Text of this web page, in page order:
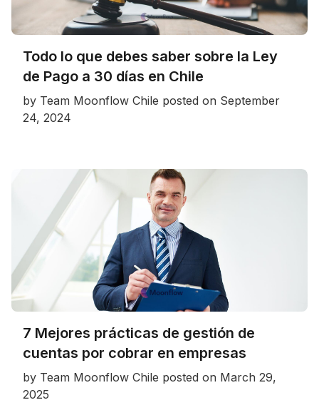
Todo lo que debes saber sobre la Ley
de Pago a 30 días en Chile
by Team Moonflow Chile posted on September
24, 2024
7 Mejores prácticas de gestión de
cuentas por cobrar en empresas
by Team Moonflow Chile posted on March 29,
2025